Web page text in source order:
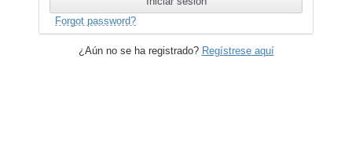
Forgot password?
¿Aún no se ha registrado? Regístrese aquí